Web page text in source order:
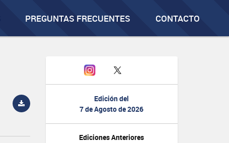
PREGUNTAS FRECUENTES CONTACTO
Edición del
7 de Agosto de 2026
Ediciones Anteriores